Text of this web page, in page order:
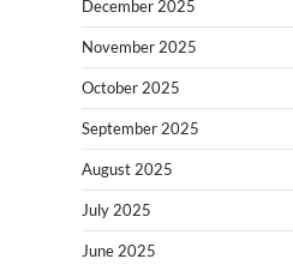
December 2025
November 2025
October 2025
September 2025
August 2025
July 2025
June 2025